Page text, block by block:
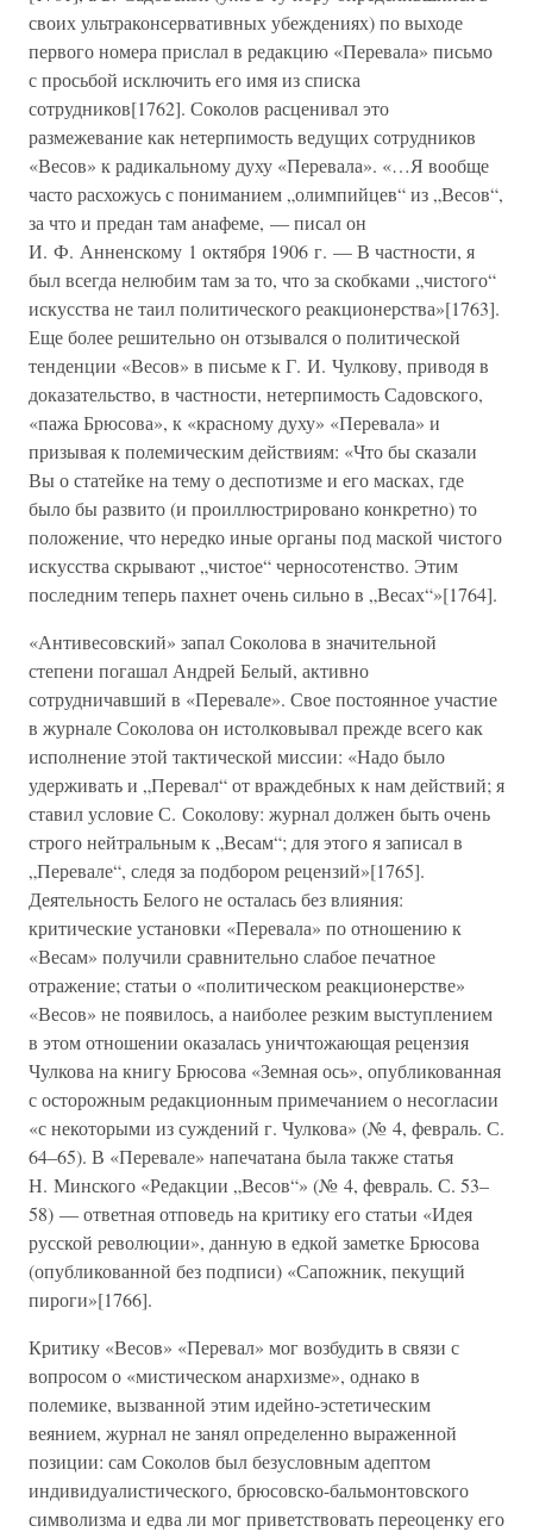
своих ультраконсервативных убеждениях) по выходе
первого номера прислал в редакцию «Перевала» письмо
с просьбой исключить его имя из списка
сотрудников[1762]. Соколов расценивал это
размежевание как нетерпимость ведущих сотрудников
«Весов» к радикальному духу «Перевала». «…Я вообще
часто расхожусь с пониманием „олимпийцев“ из „Весов“,
за что и предан там анафеме, — писал он
И. Ф. Анненскому 1 октября 1906 г. — В частности, я
был всегда нелюбим там за то, что за скобками „чистого“
искусства не таил политического реакционерства»[1763].
Еще более решительно он отзывался о политической
тенденции «Весов» в письме к Г. И. Чулкову, приводя в
доказательство, в частности, нетерпимость Садовского,
«пажа Брюсова», к «красному духу» «Перевала» и
призывая к полемическим действиям: «Что бы сказали
Вы о статейке на тему о деспотизме и его масках, где
было бы развито (и проиллюстрировано конкретно) то
положение, что нередко иные органы под маской чистого
искусства скрывают „чистое“ черносотенство. Этим
последним теперь пахнет очень сильно в „Весах“»[1764].
«Антивесовский» запал Соколова в значительной
степени погашал Андрей Белый, активно
сотрудничавший в «Перевале». Свое постоянное участие
в журнале Соколова он истолковывал прежде всего как
исполнение этой тактической миссии: «Надо было
удерживать и „Перевал“ от враждебных к нам действий; я
ставил условие С. Соколову: журнал должен быть очень
строго нейтральным к „Весам“; для этого я записал в
„Перевале“, следя за подбором рецензий»[1765].
Деятельность Белого не осталась без влияния:
критические установки «Перевала» по отношению к
«Весам» получили сравнительно слабое печатное
отражение; статьи о «политическом реакционерстве»
«Весов» не появилось, а наиболее резким выступлением
в этом отношении оказалась уничтожающая рецензия
Чулкова на книгу Брюсова «Земная ось», опубликованная
с осторожным редакционным примечанием о несогласии
«с некоторыми из суждений г. Чулкова» (№ 4, февраль. С.
64–65). В «Перевале» напечатана была также статья
Н. Минского «Редакции „Весов“» (№ 4, февраль. С. 53–
58) — ответная отповедь на критику его статьи «Идея
русской революции», данную в едкой заметке Брюсова
(опубликованной без подписи) «Сапожник, пекущий
пироги»[1766].
Критику «Весов» «Перевал» мог возбудить в связи с
вопросом о «мистическом анархизме», однако в
полемике, вызванной этим идейно-эстетическим
веянием, журнал не занял определенно выраженной
позиции: сам Соколов был безусловным адептом
индивидуалистического, брюсовско-бальмонтовского
символизма и едва ли мог приветствовать переоценку его